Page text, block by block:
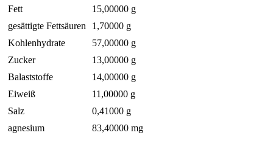
Fett
15,00000 g
gesättigte Fettsäuren
1,70000 g
Kohlenhydrate
57,00000 g
Zucker
13,00000 g
Balaststoffe
14,00000 g
Eiweiß
11,00000 g
Salz
0,41000 g
agnesium
83,40000 mg